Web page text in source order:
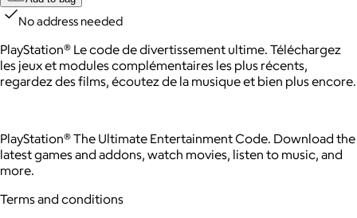
No address needed
PlayStation® Le code de divertissement ultime. Téléchargez
les jeux et modules complémentaires les plus récents,
regardez des films, écoutez de la musique et bien plus encore.
PlayStation® The Ultimate Entertainment Code. Download the
latest games and addons, watch movies, listen to music, and
more.
Terms and conditions